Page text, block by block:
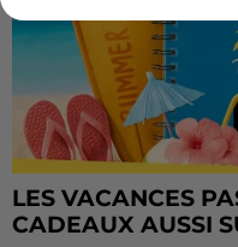
LES VACANCES
CADEAUX AUSSI